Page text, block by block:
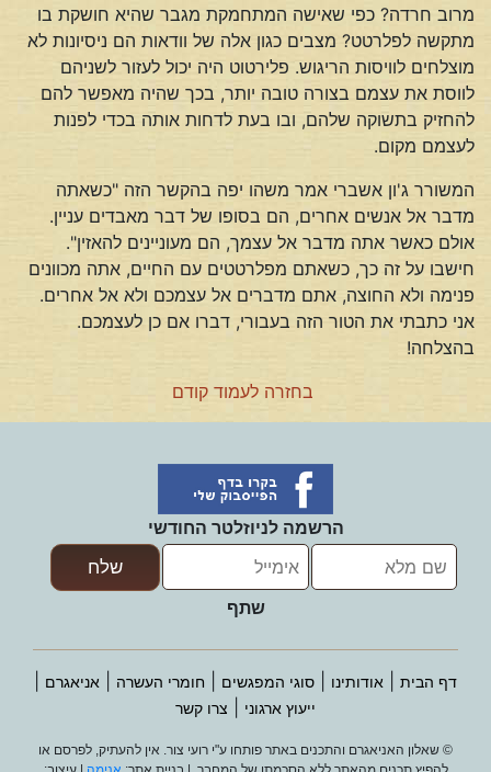
מרוב חרדה? כפי שאישה המתחמקת מגבר שהיא חושקת בו
מתקשה לפלרטט? מצבים כגון אלה של וודאות הם ניסיונות לא
מוצלחים לוויסות הריגוש. פלירטוט היה יכול לעזור לשניהם
לווסת את עצמם בצורה טובה יותר, בכך שהיה מאפשר להם
להחזיק בתשוקה שלהם, ובו בעת לדחות אותה בכדי לפנות
לעצמם מקום.
המשורר ג'ון אשברי אמר משהו יפה בהקשר הזה "כשאתה
מדבר אל אנשים אחרים, הם בסופו של דבר מאבדים עניין.
אולם כאשר אתה מדבר אל עצמך, הם מעוניינים להאזין".
חישבו על זה כך, כשאתם מפלרטטים עם החיים, אתה מכוונים
פנימה ולא החוצה, אתם מדברים אל עצמכם ולא אל אחרים.
אני כתבתי את הטור הזה בעבורי, דברו אם כן לעצמכם.
בהצלחה!
בחזרה לעמוד קודם
הרשמה לניוזלטר החודשי
שתף
דף הבית אודותינו סוגי המפגשים חומרי העשרה אניאגרם
ייעוץ ארגוני צרו קשר
© שאלון האניאגרם והתכנים באתר פותחו ע"י רועי צור. אין להעתיק, לפרסם או